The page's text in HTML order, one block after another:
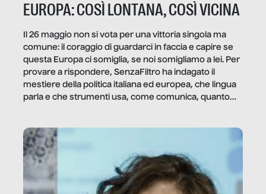
EUROPA: COSÌ LONTANA, COSÌ VICINA
Il 26 maggio non si vota per una vittoria singola ma
comune: il coraggio di guardarci in faccia e capire se
questa Europa ci somiglia, se noi somigliamo a lei. Per
provare a rispondere, SenzaFiltro ha indagato il
mestiere della politica italiana ed europea, che lingua
parla e che strumenti usa, come comunica, quanto